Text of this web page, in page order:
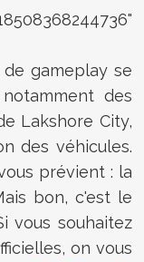
gameplay se
des
Lakshore City,
des véhicules.
prévient : la
bon, c'est le
vous souhaitez
on vous